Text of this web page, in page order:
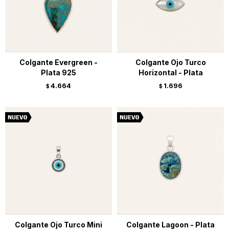
Colgante Evergreen -
Plata 925
$ 4.664
Colgante Ojo Turco
Horizontal - Plata
$ 1.696
Colgante Ojo Turco Mini
Colgante Lagoon - Plata